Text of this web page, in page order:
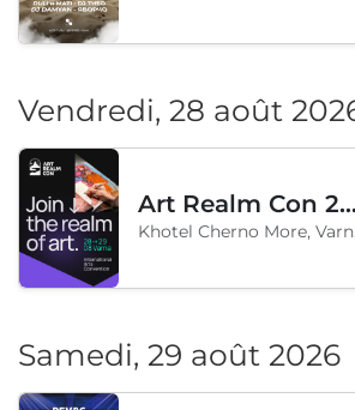
Vendredi, 28 août
Art Realm Con 2026
Samedi, 29 août 2026